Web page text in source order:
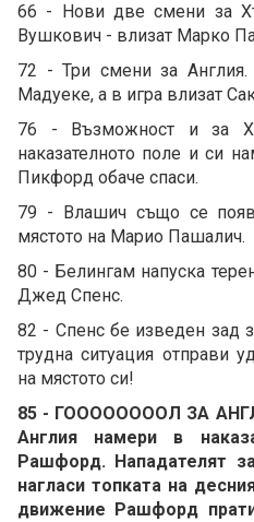
66 - Нови две смени за
Вушкович - влизат Марко
72 - Три смени за Англия.
Мадуеке, а в игра влизат
76 - Възможност и за
наказателното поле и си
Пикфорд обаче спаси.
79 - Влашич също се
мястото на Марио Пашалич.
80 - Белингам напуска
Джед Спенс.
82 - Спенс бе изведен зад
трудна ситуация отправи
на мястото си!
85 - ГООООООООЛ ЗА
Англия намери в
Рашфорд. Нападателят
нагласи топката на
движение Рашфорд